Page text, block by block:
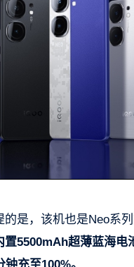
的是，该机也是Neo系
置5500mAh超薄蓝海电